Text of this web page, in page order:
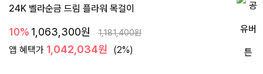
24K 벨라순금 드림 플라워 목걸이
10% 1,063,300원 1,181,400원
앱 혜택가 1,042,034원 (2%)